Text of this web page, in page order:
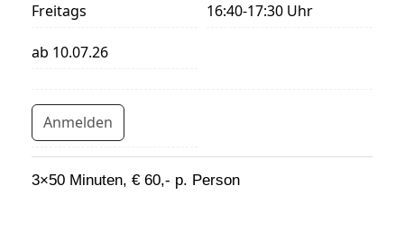
Freitags 16:40-17:30 Uhr
ab 10.07.26
Anmelden
3×50 Minuten, € 60,- p. Person